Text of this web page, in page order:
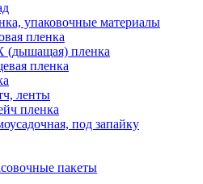
упаковочные материалы
пленка
пленка
пленка
ленты
пленка
под запайку
пакеты